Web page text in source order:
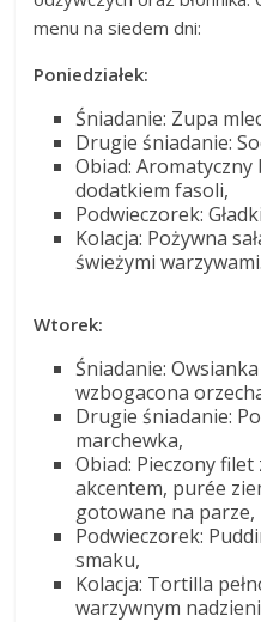
menu na siedem dni:
Poniedziałek:
Śniadanie: Zupa
Drugie śniadanie:
Obiad: Aromatyczny
dodatkiem fasoli,
Podwieczorek:
Kolacja: Pożywna
świeżymi warzywami.
Wtorek:
Śniadanie:
wzbogacona
Drugie śniadanie:
marchewka,
Obiad: Pieczony
akcentem, purée
gotowane na parze,
Podwieczorek:
smaku,
Kolacja: Tortilla
warzywnym